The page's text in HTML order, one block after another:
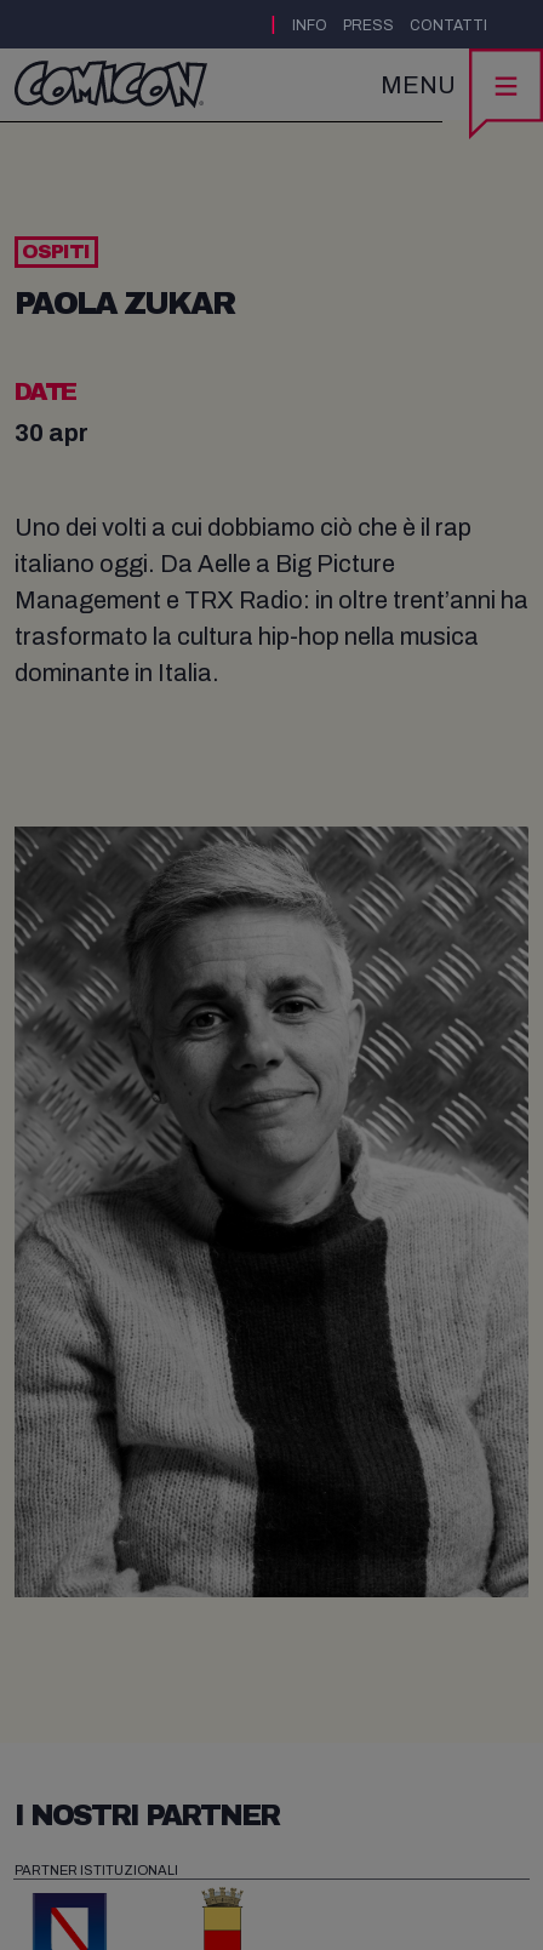
INFO PRESS CONTATTI
MENU
OSPITI
PAOLA ZUKAR
DATE
30 apr
Uno dei volti a cui dobbiamo ciò che è il rap
italiano oggi. Da Aelle a Big Picture
Management e TRX Radio: in oltre trent’anni ha
trasformato la cultura hip-hop nella musica
dominante in Italia.
I NOSTRI PARTNER
PARTNER ISTITUZIONALI